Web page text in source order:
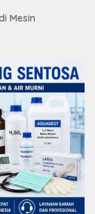
Mesin